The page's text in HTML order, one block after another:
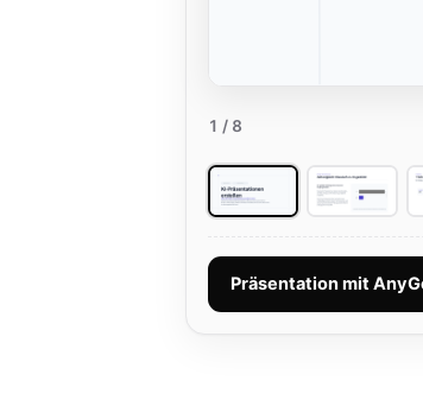
1 / 8
Präsentation mit